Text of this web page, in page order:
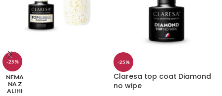
-25%
NEMA
NA Z
ALIHI
-25%
Claresa top coat Diamond
no wipe